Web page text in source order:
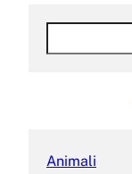
S
Animali